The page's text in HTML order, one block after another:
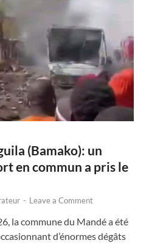
(Bamako): un
en commun a pris le
- Leave a Comment
la commune du Mandé a été
d’énormes dégâts